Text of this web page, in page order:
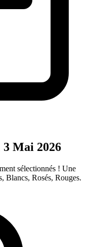
3 Mai 2026
sélectionnés ! Une
Blancs, Rosés, Rouges.